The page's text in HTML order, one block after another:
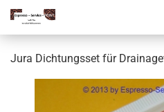
Jura Dichtungsset für